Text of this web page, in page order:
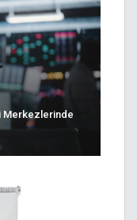
Merkezlerinde